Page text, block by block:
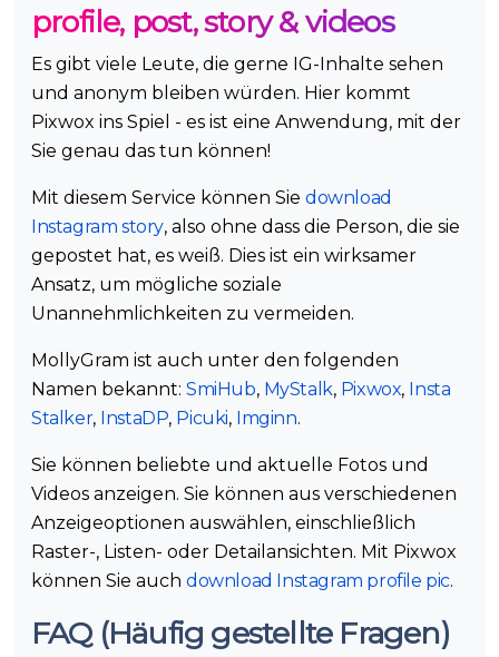
profile, post, story & videos
Es gibt viele Leute, die gerne IG-Inhalte sehen
und anonym bleiben würden. Hier kommt
Pixwox ins Spiel - es ist eine Anwendung, mit der
Sie genau das tun können!
Mit diesem Service können Sie download
Instagram story, also ohne dass die Person, die sie
gepostet hat, es weiß. Dies ist ein wirksamer
Ansatz, um mögliche soziale
Unannehmlichkeiten zu vermeiden.
MollyGram ist auch unter den folgenden
Namen bekannt: SmiHub, MyStalk, Pixwox, Insta
Stalker, InstaDP, Picuki, Imginn.
Sie können beliebte und aktuelle Fotos und
Videos anzeigen. Sie können aus verschiedenen
Anzeigeoptionen auswählen, einschließlich
Raster-, Listen- oder Detailansichten. Mit Pixwox
können Sie auch download Instagram profile pic.
FAQ (Häufig gestellte Fragen)